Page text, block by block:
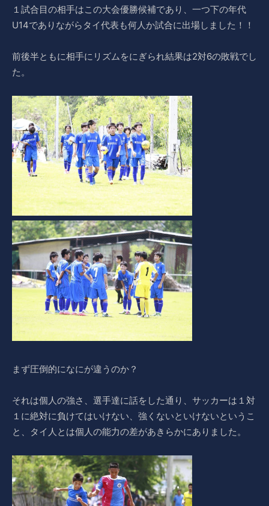
１試合目の相手はこの大会優勝候補であり、一つ下の年代
U14でありながらタイ代表も何人か試合に出場しました！！
前後半ともに相手にリズムをにぎられ結果は2対6の敗戦でし
た。
まず圧倒的になにが違うのか？
それは個人の強さ、選手達に話をした通り、サッカーは１対
１に絶対に負けてはいけない、強くないといけないというこ
と、タイ人とは個人の能力の差があきらかにありました。